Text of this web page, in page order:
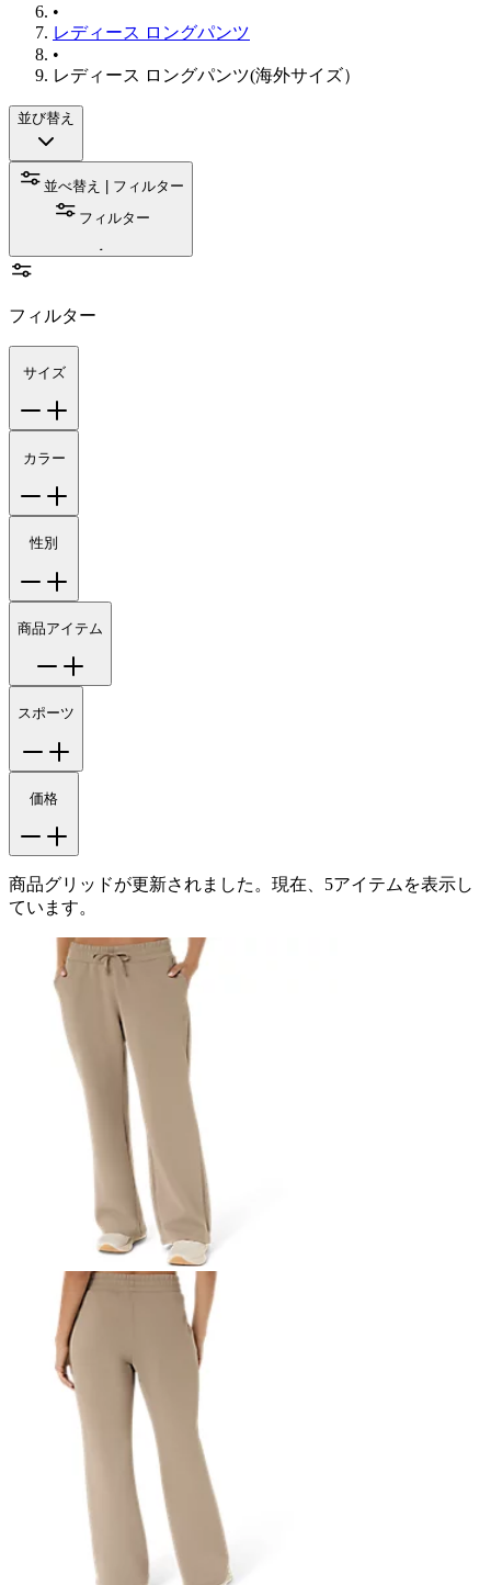
•
レディース ロングパンツ
•
レディース ロングパンツ(海外サイズ）
並び替え
並べ替え | フィルター
フィルター
フィルター
サイズ
カラー
性別
商品アイテム
スポーツ
価格
商品グリッドが更新されました。現在、5アイテムを表示し
ています。